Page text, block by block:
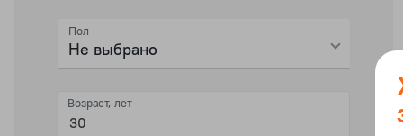
Пол
Не выбрано
Возраст, лет